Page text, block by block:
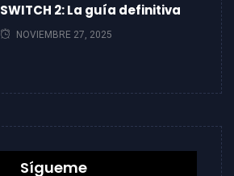
SWITCH 2: La guía definitiva
NOVIEMBRE 27, 2025
Sígueme